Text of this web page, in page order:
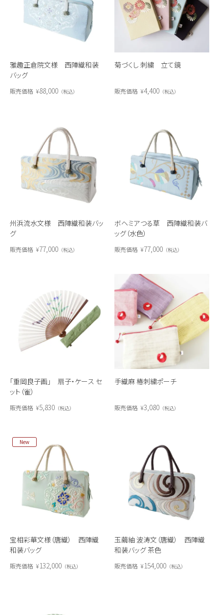
雅趣正倉院文様 西陣織和装
バッグ
販売価格 ¥88,000 税込
菊づくし 刺繍 立て鏡
販売価格 ¥4,400 税込
州浜流水文様 西陣織和装バッ
グ
販売価格 ¥77,000 税込
ボヘミアつる草 西陣織和装バ
ッグ（水色）
販売価格 ¥77,000 税込
「重岡良子画」 扇子・ケース セ
ット（雀）
販売価格 ¥5,830 税込
手織麻 椿刺繍ポーチ
販売価格 ¥3,080 税込
宝相彩華文様（唐織） 西陣織
和装バッグ
New
販売価格 ¥132,000 税込
玉繭紬 波涛文（唐織） 西陣織
和装バッグ 茶色
販売価格 ¥154,000 税込